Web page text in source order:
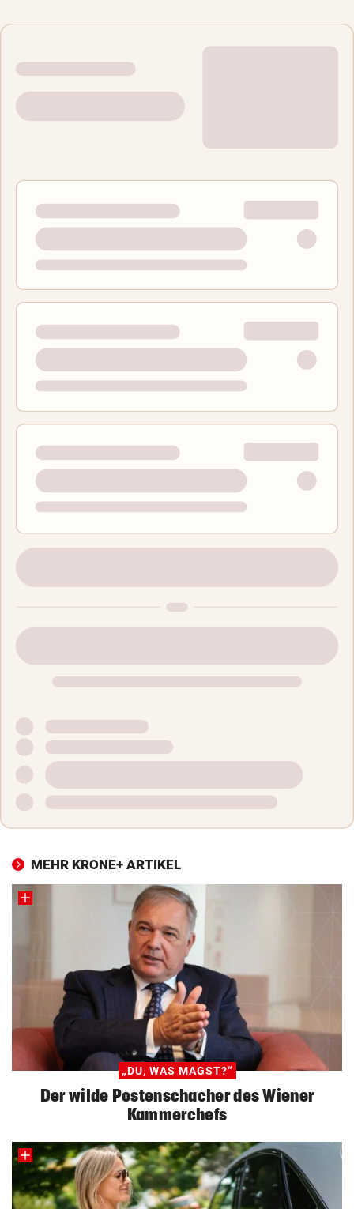
MEHR KRONE+ ARTIKEL
„DU, WAS MAGST?“
Der wilde Postenschacher des Wiener
Kammerchefs